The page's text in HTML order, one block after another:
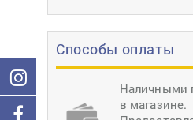
Способы оплаты
Наличными
в магазине.